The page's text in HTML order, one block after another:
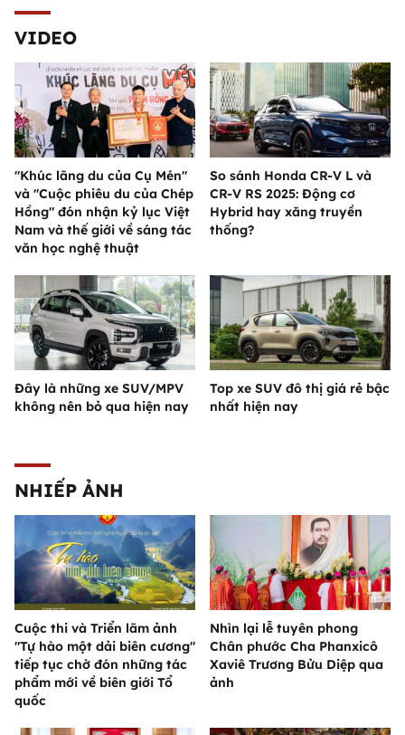
VIDEO
"Khúc lãng du của Cụ Mén"
và "Cuộc phiêu du của Chép
Hồng" đón nhận kỷ lục Việt
Nam và thế giới về sáng tác
văn học nghệ thuật
So sánh Honda CR-V L và
CR-V RS 2025: Động cơ
Hybrid hay xăng truyền
thống?
Đây là những xe SUV/MPV
không nên bỏ qua hiện nay
Top xe SUV đô thị giá rẻ bậc
nhất hiện nay
NHIẾP ẢNH
Cuộc thi và Triển lãm ảnh
"Tự hào một dải biên cương"
tiếp tục chờ đón những tác
phẩm mới về biên giới Tổ
quốc
Nhìn lại lễ tuyên phong
Chân phước Cha Phanxicô
Xaviê Trương Bửu Diệp qua
ảnh